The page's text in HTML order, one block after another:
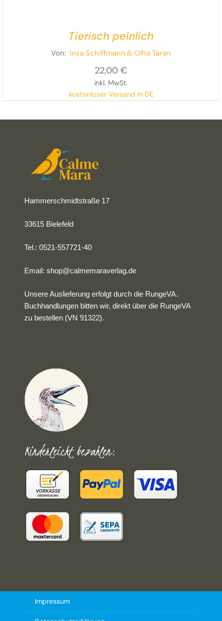
Tierisch peinlich
Von: Insa Schiffmann & Olha Taran
22,00 €
inkl. MwSt.
kostenloser Versand in DE
Hammerschmidtstraße 17
33615 Bielefeld
Tel.: 0521-557721-40
Email:shop@calmemaraverlag.de
Unsere Auslieferung erfolgt durch die RungeVA.
Buchhandlungen bitten wir, direkt über die RungeVA
zu bestellen (VN 91322).
Kinderleicht bezahlen:
Impressum